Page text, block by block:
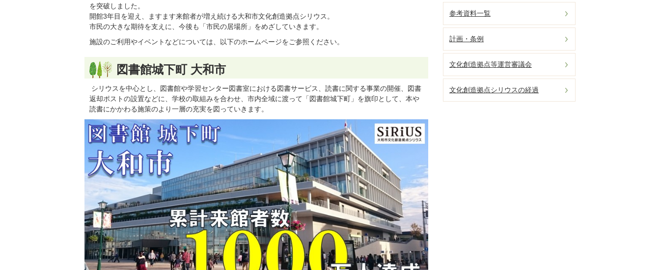
を突破しました。
開館3年目を迎え、ますます来館者が増え続ける大和市文化創造拠点シリウス。
市民の大きな期待を支えに、今後も「市民の居場所」をめざしていきます。
施設のご利用やイベントなどについては、以下のホームページをご参照ください。
図書館城下町 大和市
シリウスを中心とし、図書館や学習センター図書室における図書サービス、読書に関する事業の開催、図書
返却ポストの設置などに、学校の取組みを合わせ、市内全域に渡って「図書館城下町」を旗印として、本や
読書にかかわる施策のより一層の充実を図っていきます。
参考資料一覧
計画・条例
文化創造拠点等運営審議会
文化創造拠点シリウスの経過